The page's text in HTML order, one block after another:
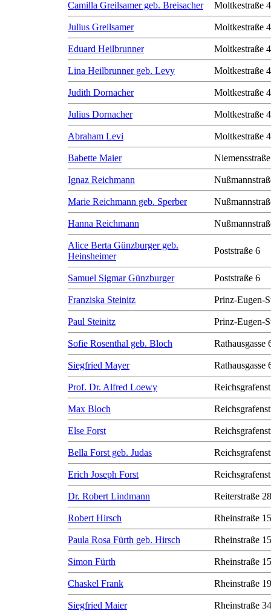
Camilla Greilsamer geb. Breisacher Moltkestraße
Julius Greilsamer Moltkestraße
Eduard Heilbrunner Moltkestraße
Lina Heilbrunner geb. Levy Moltkestraße
Judith Dornacher Moltkestraße
Julius Dornacher Moltkestraße
Abraham Levi Moltkestraße
Babette Maier
Ignaz Reichmann
Marie Reichmann geb. Sperber
Hanna Reichmann
Alice Berta Günzburger geb.
Heinsheimer
Poststraße 6
Samuel Sigmar Günzburger Poststraße 6
Franziska Steinitz Prinz-Eugen-
Paul Steinitz Prinz-Eugen-
Sofie Rosenthal geb. Bloch Rathausgasse
Siegfried Mayer Rathausgasse
Prof. Dr. Alfred Loewy
Max Bloch
Else Forst
Bella Forst geb. Judas
Erich Joseph Forst
Dr. Robert Lindmann Reiterstraße 28
Robert Hirsch Rheinstraße 15
Paula Rosa Fürth geb. Hirsch Rheinstraße 15
Simon Fürth Rheinstraße 15
Chaskel Frank Rheinstraße 19
Siegfried Maier Rheinstraße 34